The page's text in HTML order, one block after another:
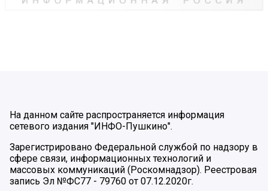
На данном сайте распространяется информация
сетевого издания "ИНФО-Пушкино".
Зарегистрировано Федеральной службой по надзору в
сфере связи, информационных технологий и
массовых коммуникаций (Роскомнадзор). Реестровая
запись Эл №ФС77 - 79760 от 07.12.2020г.